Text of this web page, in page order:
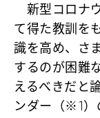
新型コロナ
て得た教訓を
識を高め、さ
するのが困難
えるべきだと
ンダー（※1）